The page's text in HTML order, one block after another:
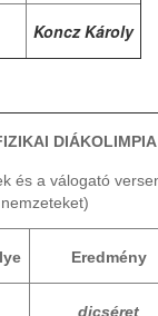
Koncz Károly
DIÁKOLIMPIA
és a válogató
Eredmény
dicséret